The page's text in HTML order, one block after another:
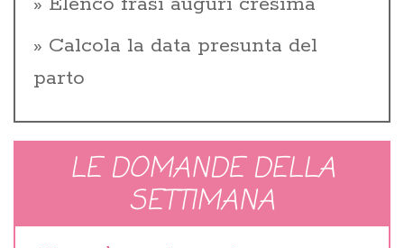
Calcola la data presunta del
parto
LE DOMANDE DELLA
SETTIMANA